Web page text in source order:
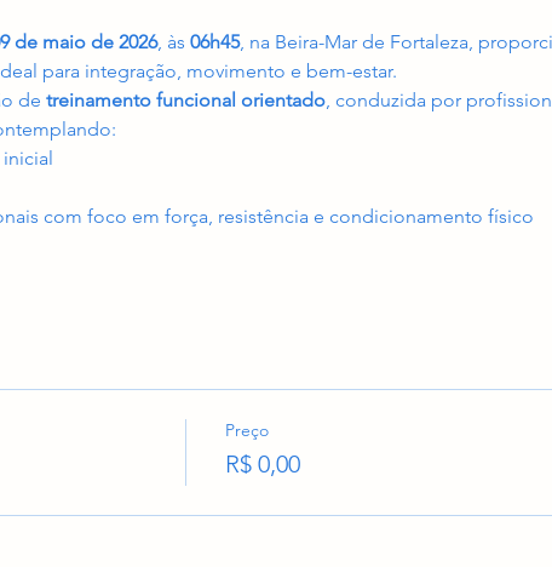
de maio de 2026, às 06h45, na Beira-Mar de Fortaleza,
para integração, movimento e bem-estar.
de treinamento funcional orientado, conduzida por
com foco em força, resistência e condicionamento físico
Preço
R$ 0,00